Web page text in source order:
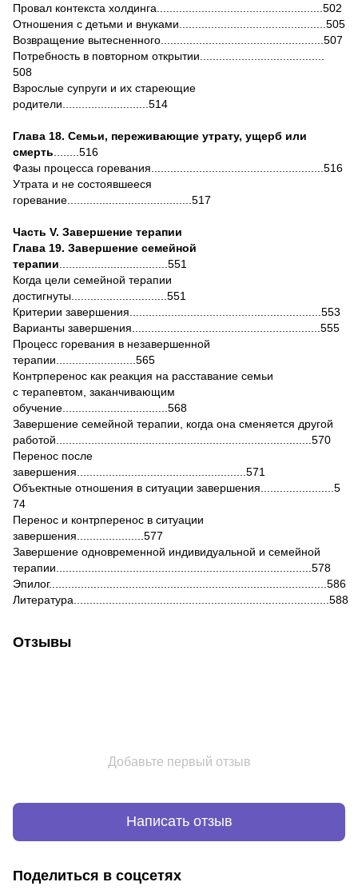
Провал контекста холдинга....................................................502
Отношения с детьми и внуками..............................................505
Возвращение вытесненного...................................................507
Потребность в повторном открытии.......................................
508
Взрослые супруги и их стареющие
родители...........................514
Глава 18. Семьи, переживающие утрату, ущерб или
смерть ........516
Фазы процесса горевания......................................................516
Утрата и не состоявшееся
горевание.......................................517
Часть V. Завершение терапии
Глава 19. Завершение семейной
терапии ..................................551
Когда цели семейной терапии
достигнуты..............................551
Критерии завершения............................................................553
Варианты завершения...........................................................555
Процесс горевания в незавершенной
терапии.........................565
Контрперенос как реакция на расставание семьи
с терапевтом, заканчивающим
обучение.................................568
Завершение семейной терапии, когда она сменяется другой
работой................................................................................570
Перенос после
завершения.....................................................571
Объектные отношения в ситуации завершения.......................5
74
Перенос и контрперенос в ситуации
завершения.....................577
Завершение одновременной индивидуальной и семейной
терапии................................................................................578
Эпилог.......................................................................................586
Литература................................................................................588
Отзывы
Добавьте первый отзыв
Написать отзыв
Поделиться в соцсетях